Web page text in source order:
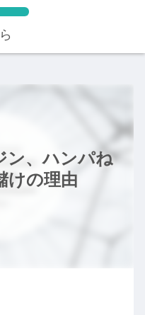
ン、ハンパね
けの理由